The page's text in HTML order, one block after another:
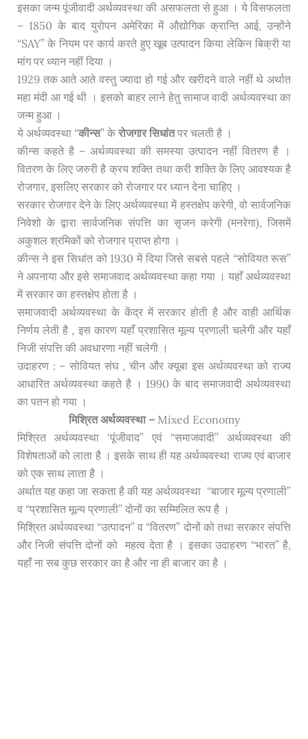
इसका जन्म पूंजीवादी अर्थव्यवस्था की असफलता से हुआ । ये विसफलता
– 1850 के बाद युरोपन अमेरिका में औद्योगिक क्रान्ति आई, उन्होंने
“SAY” के नियम पर कार्य करते हुए खूब उत्पादन किया लेकिन बिक्री या
मांग पर ध्यान नहीं दिया ।
1929 तक आते आते वस्तु ज्यादा हो गई और खरीदने वाले नहीं थे अर्थात
महा मंदी आ गई थी । इसको बाहर लाने हेतु सामाज वादी अर्थव्यवस्था का
जन्म हुआ ।
ये अर्थव्यवस्था “कीन्स” के रोजगार सिधांतपर चलती है ।
कीन्स कहते है – अर्थव्यवस्था की समस्या उत्पादन नहीं वितरण है ।
वितरण के लिए जरुरी है क्रय शक्ति तथा करी शक्ति के लिए आवश्यक है
रोजगार, इसलिए सरकार को रोजगार पर ध्यान देना चाहिए ।
सरकार रोजगार देने के लिए अर्थव्यवस्था में हस्तक्षेप करेगी, वो सार्वजनिक
निवेशो के द्वारा सार्वजनिक संपत्ति का सृजन करेगी (मनरेगा), जिसमें
अकुशल श्रमिकों को रोजगार प्राप्त होगा ।
कीन्स ने इस सिधांत को 1930 में दिया जिसे सबसे पहले “सोवियत रूस”
ने अपनाया और इसे समाजवाद अर्थव्यवस्था कहा गया । यहाँ अर्थव्यवस्था
में सरकार का हस्तक्षेप होता है ।
समाजवादी अर्थव्यवस्था के केंद्र में सरकार होती है और वाही आर्थिक
निर्णय लेती है , इस कारण यहाँ प्रशासित मूल्य प्रणाली चलेगी और यहाँ
निजी संपत्ति की अवधारणा नहीं चलेगी ।
उदाहरण : – सोवियत संघ , चीन और क्यूबा इस अर्थव्यवस्था को राज्य
आधारित अर्थव्यवस्था कहते है । 1990 के बाद समाजवादी अर्थव्यवस्था
का पतन हो गया ।
मिश्रित अर्थव्यवस्था – Mixed Economy
मिश्रित अर्थव्यवस्था ‘पूंजीवाद” एवं “समाजवादी” अर्थव्यवस्था की
विशेषताओं को लाता है । इसके साथ ही यह अर्थव्यवस्था राज्य एवं बाजार
को एक साथ लाता है ।
अर्थात यह कहा जा सकता है की यह अर्थव्यवस्था “बाजार मूल्य प्रणाली”
व “प्रशासित मूल्य प्रणाली” दोनों का सम्मिलित रूप है ।
मिश्रित अर्थव्यवस्था “उत्पादन” व “वितरण” दोनों को तथा सरकार संपत्ति
और निजी संपत्ति दोनों को महत्व देता है । इसका उदाहरण “भारत” है,
यहाँ ना सब कुछ सरकार का है और ना ही बाजार का है ।